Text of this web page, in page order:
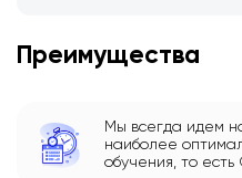
Преимущества
Мы всегда идем
наиболее
обучения, то